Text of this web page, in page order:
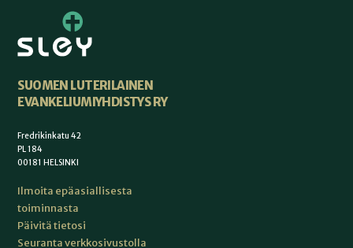
SUOMEN LUTERILAINEN
EVANKELIUMIYHDISTYS RY
Fredrikinkatu 42
PL 184
00181 HELSINKI
Ilmoita epäasiallisesta
toiminnasta
Päivitä tietosi
Seuranta verkkosivustolla